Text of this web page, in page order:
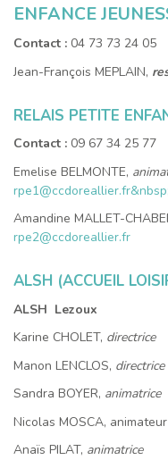
ENFANCE
Contact : 04 73 73 24 05
Jean-François MEPLAIN,
RELAIS PETITE
Contact : 09 67 34 25 77
Emelise BELMONTE,
rpe1@ccdoreallier.fr&nbsp;
Amandine MALLET-
rpe2@ccdoreallier.fr
ALSH (ACCUEIL
ALSH Lezoux
Karine CHOLET, directrice
Manon LENCLOS,
Sandra BOYER, animatrice
Nicolas MOSCA, animateur
Anaïs PILAT, animatrice